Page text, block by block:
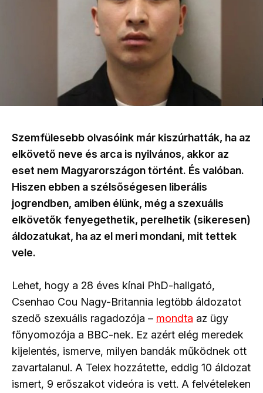
Szemfülesebb olvasóink már kiszúrhatták, ha az
elkövető neve és arca is nyilvános, akkor az
eset nem Magyarországon történt. És valóban.
Hiszen ebben a szélsőségesen liberális
jogrendben, amiben élünk, még a szexuális
elkövetők fenyegethetik, perelhetik (sikeresen)
áldozatukat, ha az el meri mondani, mit tettek
vele.
Lehet, hogy a 28 éves kínai PhD-hallgató,
Csenhao Cou Nagy-Britannia legtöbb áldozatot
szedő szexuális ragadozója – mondta az ügy
főnyomozója a BBC-nek. Ez azért elég meredek
kijelentés, ismerve, milyen bandák működnek ott
zavartalanul. A Telex hozzátette, eddig 10 áldozat
ismert, 9 erőszakot videóra is vett. A felvételeken